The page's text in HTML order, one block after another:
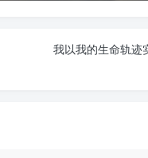
我以我的生命轨迹